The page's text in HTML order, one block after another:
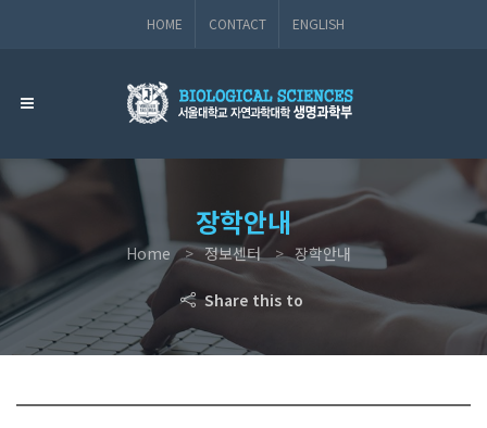
HOME CONTACT ENGLISH
장학안내
Home 정보센터 장학안내
Share this to